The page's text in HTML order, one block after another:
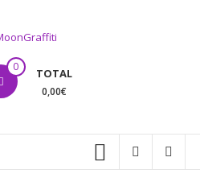
0 TOTAL
0,00€